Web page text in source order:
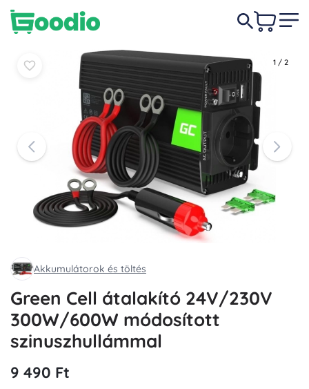
1 / 2
Akkumulátorok és töltés
Green Cell átalakító 24V/230V
300W/600W módosított
szinuszhullámmal
9 490 Ft
9 490 Ft Kosárba